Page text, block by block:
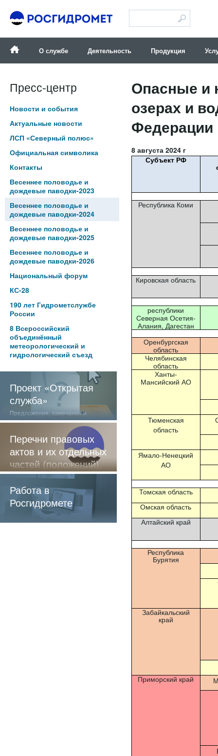
О службе Деятельность Продукция
Пресс-центр
Новости и события
Актуальные новости
ЛСП «Северный полюс»
Официальная символика
Контакты
Весеннее половодье и
дождевые паводки-2023
Весеннее половодье и
дождевые паводки-2024
Весеннее половодье и
дождевые паводки-2025
Весеннее половодье и
дождевые паводки-2026
Национальный форум
КС-28
190 лет Гидрометслужбе
России
8 Всероссийский
объединённый
метеорологический и
гидрологический съезд
Проект «Открытая
служба»
Предложения, замечания и
отзывы о нашей работе
Перечни правовых
актов и их отдельных
частей (положений),
содержащие
обязательные
требования
Работа в
Росгидромете
Опасные и
озерах и
Федерации
8 августа 2024 г
Субъект РФ
Республика Коми
Кировская область
республики
Северная Осетия-
Алания, Дагестан
Оренбургская
область
Челябинская
область
Ханты-
Мансийский АО
Тюменская
область
Ямало-Ненецкий
АО
Томская область
Омская область
Алтайский край
Республика
Бурятия
Забайкальский
край
Приморский край